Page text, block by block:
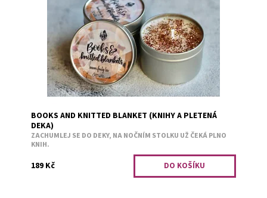
Dostupnost:
Skladem 3
2416
BOOKS AND KNITTED BLANKET (KNIHY A PLETENÁ
DEKA)
ZACHUMLEJ SE DO DEKY, NA NOČNÍM STOLKU UŽ ČEKÁ PLNO
KNIH.
189 Kč